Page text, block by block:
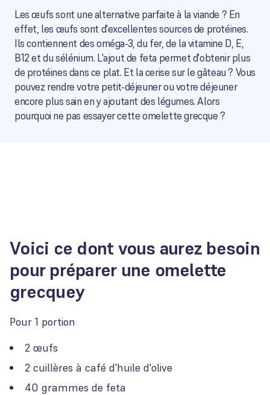
Les œufs sont une alternative parfaite à la viande ? En
effet, les œufs sont d'excellentes sources de protéines.
Ils contiennent des oméga-3, du fer, de la vitamine D, E,
B12 et du sélénium. L'ajout de feta permet d'obtenir plus
de protéines dans ce plat. Et la cerise sur le gâteau ? Vous
pouvez rendre votre petit-déjeuner ou votre déjeuner
encore plus sain en y ajoutant des légumes. Alors
pourquoi ne pas essayer cette omelette grecque ?
Voici ce dont vous aurez besoin
pour préparer une omelette
grecquey
Pour 1 portion
2 œufs
2 cuillères à café d'huile d'olive
40 grammes de feta